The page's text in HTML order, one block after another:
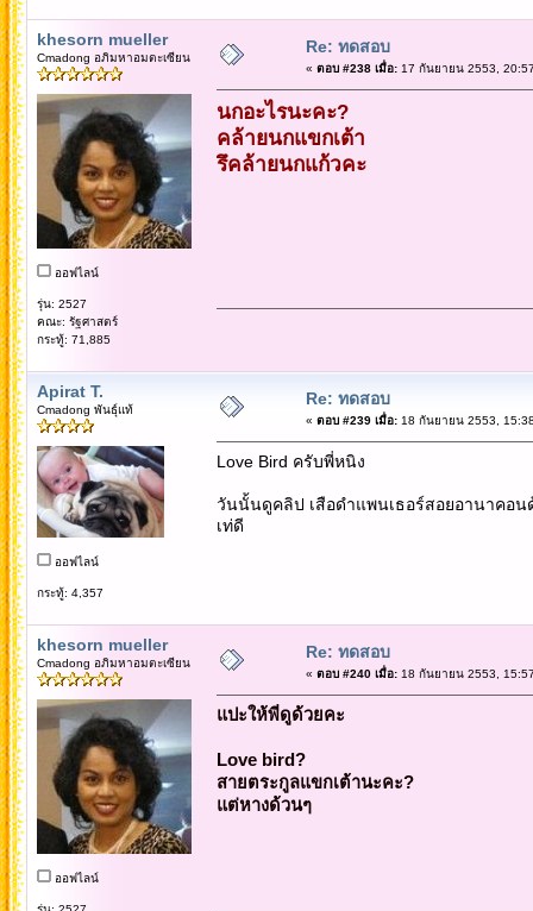
khesorn mueller
Cmadong อภิมหาอมตะเซียน
ออฟไลน์
รุ่น: 2527
คณะ: รัฐศาสตร์
กระทู้: 71,885
Re: ทดสอบ
« ตอบ #238 เมื่อ:17 กันยายน 2553,
นกอะไรนะคะ?
คล้ายนกแขกเต้า
รึคล้ายนกแก้วคะ
Apirat T.
Cmadong พันธุ์แท้
ออฟไลน์
กระทู้: 4,357
Re: ทดสอบ
« ตอบ #239 เมื่อ:18 กันยายน 2553,
Love Bird ครับพี่หนิง
วันนั้นดูคลิป เสือดำแพนเธอร์สอยอานาคอน
เท่ดี
khesorn mueller
Cmadong อภิมหาอมตะเซียน
ออฟไลน์
Re: ทดสอบ
« ตอบ #240 เมื่อ:18 กันยายน 2553,
แปะให้พี่ดูด้วยคะ
Love bird?
สายตระกูลแขกเต้านะคะ?
แต่หางด้วนๆ